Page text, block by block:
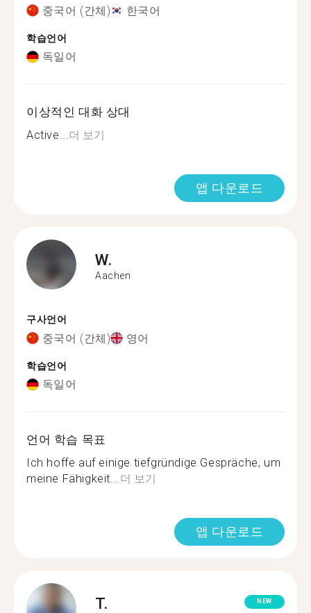
중국어 (간체) 한국어
학습언어
독일어
이상적인 대화 상대
Active...더 보기
앱 다운로드
W.
Aachen
구사언어
중국어 (간체) 영어
학습언어
독일어
언어 학습 목표
Ich hoffe auf einige tiefgründige Gespräche, um
meine Fähigkeit...더 보기
앱 다운로드
T. NEW